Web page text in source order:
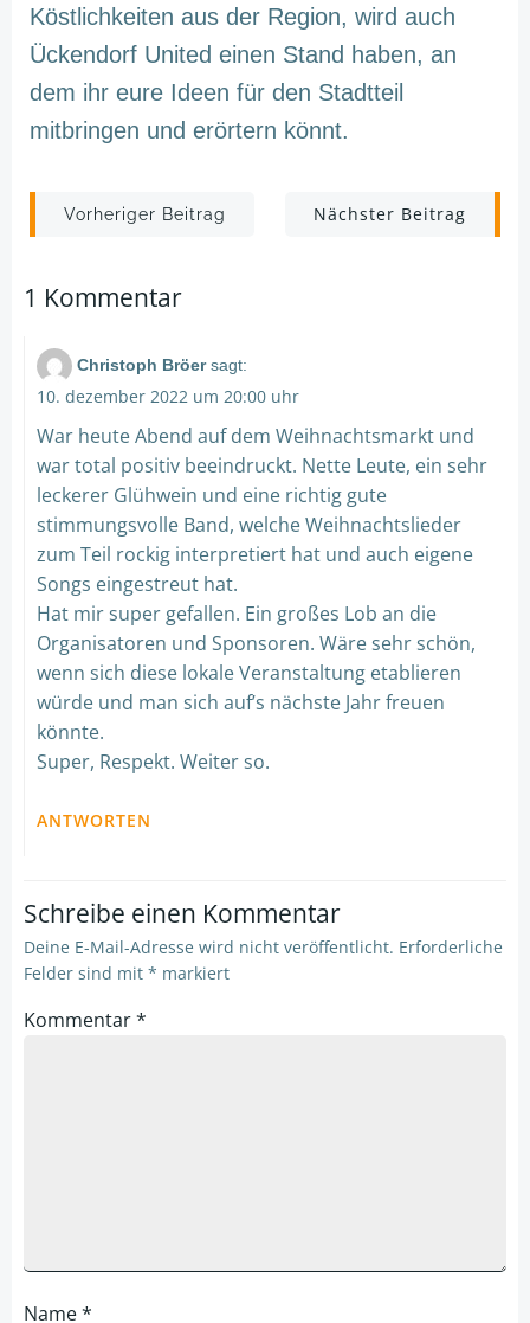
Köstlichkeiten aus der Region, wird auch
Ückendorf United einen Stand haben, an
dem ihr eure Ideen für den Stadtteil
mitbringen und erörtern könnt.
Post
navigation
Vorheriger Beitrag
Post
Nächster Beitrag
1 Kommentar
Christoph Bröer sagt:
10. dezember 2022 um 20:00 uhr
War heute Abend auf dem Weihnachtsmarkt und
war total positiv beeindruckt. Nette Leute, ein sehr
leckerer Glühwein und eine richtig gute
stimmungsvolle Band, welche Weihnachtslieder
zum Teil rockig interpretiert hat und auch eigene
Songs eingestreut hat.
Hat mir super gefallen. Ein großes Lob an die
Organisatoren und Sponsoren. Wäre sehr schön,
wenn sich diese lokale Veranstaltung etablieren
würde und man sich auf’s nächste Jahr freuen
könnte.
Super, Respekt. Weiter so.
ANTWORTEN
Schreibe einen Kommentar
Deine E-Mail-Adresse wird nicht veröffentlicht. Erforderliche
Felder sind mit * markiert
Kommentar*
Name*